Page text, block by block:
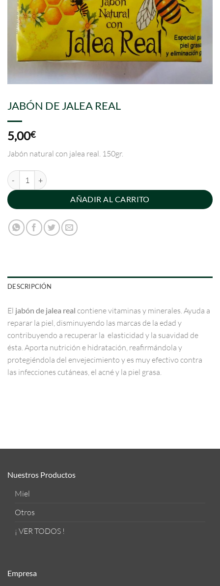
JABÓN DE JALEA REAL
5,00€
Jabón natural con jalea real. 150gr.
JABÓN DE JALEA REAL cantidad
AÑADIR AL CARRITO
DESCRIPCIÓN
El jabón de jalea real contiene vitaminas y minerales. Ayuda a
reparar la piel, disminuyendo las marcas de la edad y
contribuyendo a recuperar la elasticidad y la suavidad de
ésta. Aporta nutrición e hidratación, reafirmándola y
protegiéndola del envejecimiento y es muy efectivo contra
las infecciones cutáneas, el acné y la piel grasa.
Nuestros Productos
Miel
Otros
¡ VER TODOS !
Empresa